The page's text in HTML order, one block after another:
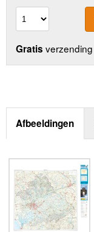
Gratis
Afbeeldingen